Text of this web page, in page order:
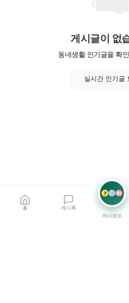
게시글이 없
동네생활 인기글을 확
실시간 인기글
홈 캐시톡
7 21 42
캐시로또